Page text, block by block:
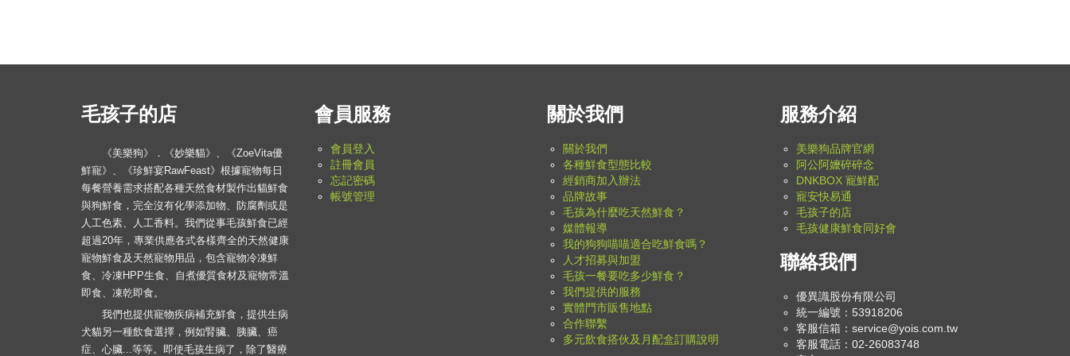
毛孩子的店
《美樂狗》．《妙樂貓》、《ZoeVita優
鮮寵》、《珍鮮宴RawFeast》根據寵物每日
每餐營養需求搭配各種天然食材製作出貓鮮食
與狗鮮食，完全沒有化學添加物、防腐劑或是
人工色素、人工香料。我們從事毛孩鮮食已經
超過20年，專業供應各式各樣齊全的天然健康
寵物鮮食及天然寵物用品，包含寵物冷凍鮮
食、冷凍HPP生食、自煮優質食材及寵物常溫
即食、凍乾即食。
我們也提供寵物疾病補充鮮食，提供生病
犬貓另一種飲食選擇，例如腎臟、胰臟、癌
症、心臟...等等。即使毛孩生病了，除了醫療
會員服務
會員登入
註冊會員
忘記密碼
帳號管理
關於我們
關於我們
各種鮮食型態比較
經銷商加入辦法
品牌故事
毛孩為什麼吃天然鮮食？
媒體報導
我的狗狗喵喵適合吃鮮食嗎？
人才招募與加盟
毛孩一餐要吃多少鮮食？
我們提供的服務
實體門市販售地點
合作聯繫
多元飲食搭伙及月配盒訂購說明
服務介紹
美樂狗品牌官網
阿公阿嬤碎碎念
DNKBOX 寵鮮配
寵安快易通
毛孩子的店
毛孩健康鮮食同好會
聯絡我們
優異識股份有限公司
統一編號：53918206
客服信箱： service@yois.com.tw
客服電話：02-26083748